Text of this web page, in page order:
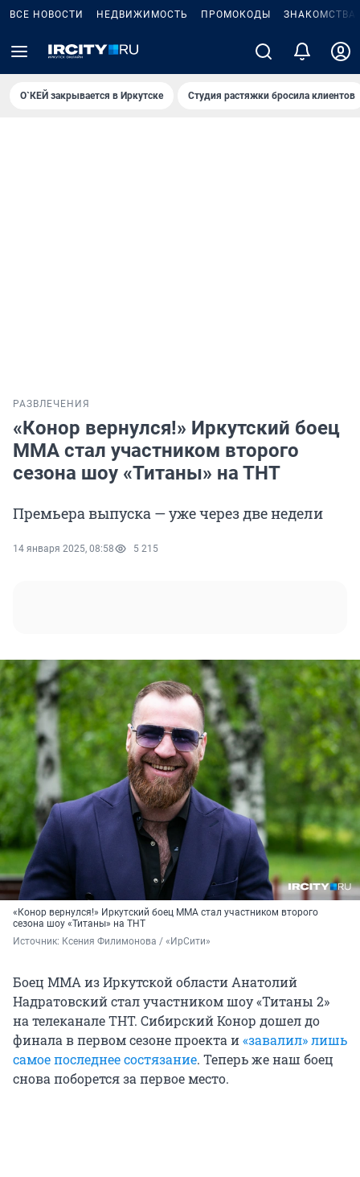
ВСЕ НОВОСТИ НЕДВИЖИМОСТЬ ПРОМОКОДЫ ЗНАКОМСТВА
О`КЕЙ закрывается в Иркутске Студия растяжки бросила клиентов
РАЗВЛЕЧЕНИЯ
«Конор вернулся!» Иркутский боец
ММА стал участником второго
сезона шоу «Титаны» на ТНТ
Премьера выпуска — уже через две недели
14 января 2025, 08:58 5 215
«Конор вернулся!» Иркутский боец ММА стал участником второго
сезона шоу «Титаны» на ТНТ
Источник: Ксения Филимонова / «ИрСити»
Боец ММА из Иркутской области Анатолий
Надратовский стал участником шоу «Титаны 2»
на телеканале ТНТ. Сибирский Конор дошел до
финала в первом сезоне проекта и«завалил» лишь
самое последнее состязание. Теперь же наш боец
снова поборется за первое место.